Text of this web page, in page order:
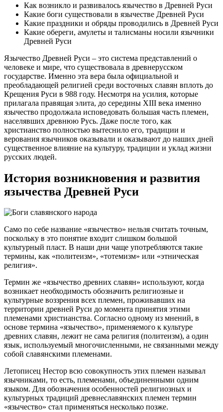
Как возникло и развивалось язычество в Древней Руси
Какие боги существовали в язычестве Древней Руси
Какие праздники и обряды проводились в Древней Руси
Какие обереги, амулеты и талисманы носили язычники
Древней Руси
Язычество Древней Руси – это система представлений о
человеке и мире, что существовала в древнерусском
государстве. Именно эта вера была официальной и
преобладающей религией среди восточных славян вплоть до
Крещения Руси в 988 году. Несмотря на усилия, которые
прилагала правящая элита, до середины XIII века именно
язычество продолжала исповедовать большая часть племен,
населявших древнюю Русь. Даже после того, как
христианство полностью вытеснило его, традиции и
верования язычников оказывали и оказывают до наших дней
существенное влияние на культуру, традиции и уклад жизни
русских людей.
История возникновения и развития
язычества Древней Руси
Само по себе название «язычество» нельзя считать точным,
поскольку в это понятие входит слишком большой
культурный пласт. В наши дни чаще употребляются такие
термины, как «политеизм», «тотемизм» или «этническая
религия».
Термин же «язычество древних славян» используют, когда
возникает необходимость обозначить религиозные и
культурные воззрения всех племен, проживавших на
территории древней Руси до момента принятия этими
племенами христианства. Согласно одному из мнений, в
основе термина «язычество», применяемого к культуре
древних славян, лежит не сама религия (политеизм), а один
язык, используемый многочисленными, не связанными между
собой славянскими племенами.
Летописец Нестор всю совокупность этих племен называл
язычниками, то есть, племенами, объединенными одним
языком. Для обозначения особенностей религиозных и
культурных традиций древнеславянских племен термин
«язычество» стал применяться несколько позже.